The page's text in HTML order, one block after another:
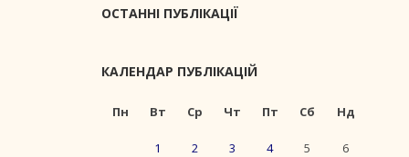
ОСТАННІ ПУБЛІКАЦІЇ
КАЛЕНДАР ПУБЛІКАЦІЙ
Пн Вт Ср Чт Пт Сб Нд
1 2 3 4 5 6